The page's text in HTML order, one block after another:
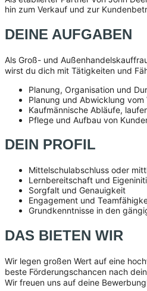
hin zum Verkauf und zur
DEINE AUFGABEN
Als Groß- und
wirst du dich mit Tätigkeiten und
Planung, Organisation und
Planung und Abwicklung
Kaufmännische Abläufe,
Pflege und Aufbau von
DEIN PROFIL
Mittelschulabschluss oder
Lernbereitschaft und
Sorgfalt und Genauigkeit
Engagement und
Grundkenntnisse in den
DAS BIETEN WIR
Wir legen großen Wert auf eine
beste Förderungschancen nach
Wir freuen uns auf deine